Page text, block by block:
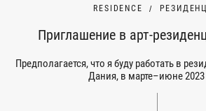
RESIDENCE
Приглашение в арт-
Предполагается, что я буду работать в
Дания, в марте–июне 2023